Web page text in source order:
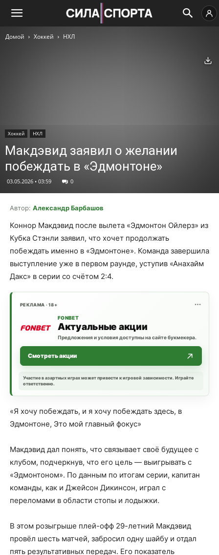
Домой Хоккей НХЛ
Хоккей НХЛ
Макдэвид заявил о желании
побеждать в «Эдмонтоне»
03.05.2026 • 03:59 0
Автор: Александр Барбашов
Коннор Макдэвид после вылета «Эдмонтон Ойлерз» из
Кубка Стэнли заявил, что хочет продолжать
побеждать именно в «Эдмонтоне». Команда завершила
выступление уже в первом раунде, уступив «Анахайм
Дакс» в серии со счётом 2:4.
РЕКЛАМА · 18+
FONBET
Актуальные акции
Предложения и условия доступны на сайте букмекера.
Смотреть акции
Участие в азартных играх может привести к игровой зависимости. Играйте
ответственно.
«Я хочу побеждать, и я хочу побеждать здесь, в
Эдмонтоне, Это мой главный фокус»
Макдэвид дал понять, что связывает своё будущее с
клубом, подчеркнув, что его цель — выигрывать с
«Эдмонтоном». По данным по итогам серии, капитан
команды, как и Джейсон Дикинсон, играл с
переломами в области стопы и лодыжки.
В этом розыгрыше плей-офф 29-летний Макдэвид
провёл шесть матчей, забросил одну шайбу и отдал
пять результативных передач. Его показатель